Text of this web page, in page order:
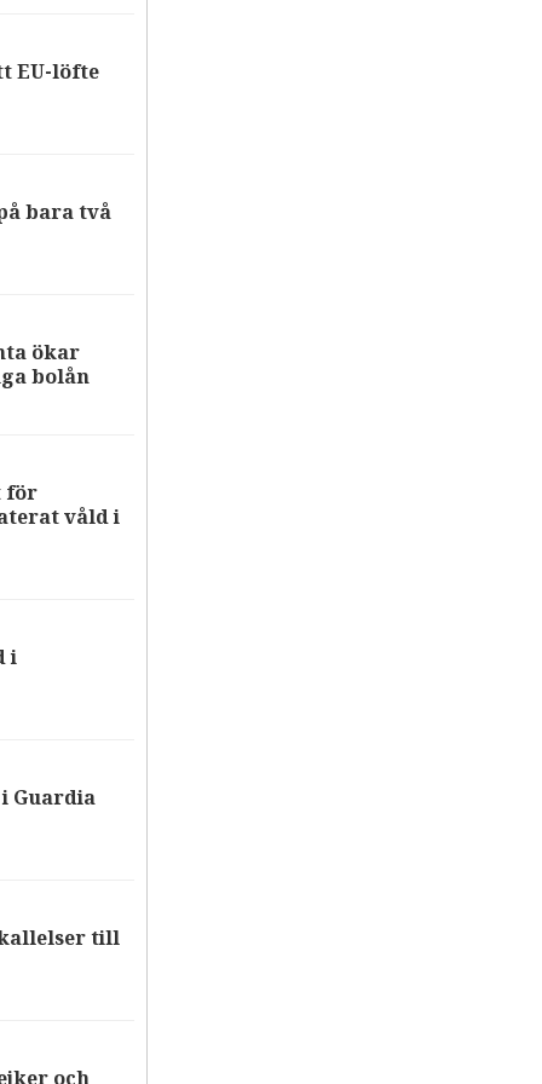
EU-löfte
bara två
ökar
bolån
för
våld i
i
Guardia
till
och